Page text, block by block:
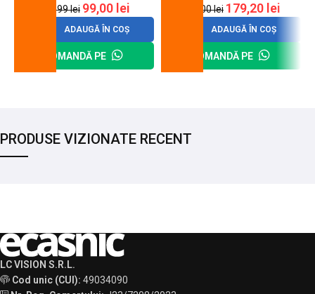
120,99lei 99,00 lei
ADAUGĂ ÎN COȘ
COMANDĂ PE
200,00lei 179,20 lei
ADAUGĂ ÎN COȘ
COMANDĂ PE
PRODUSE VIZIONATE RECENT
LC VISION S.R.L.
Cod unic (CUI): 49034090